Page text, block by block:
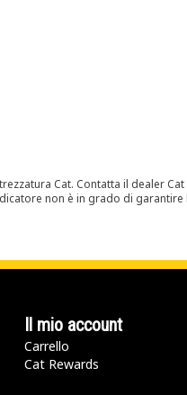
Cat. Contatta il dealer
non è in grado di
Il mio account
Carrello
Cat Rewards